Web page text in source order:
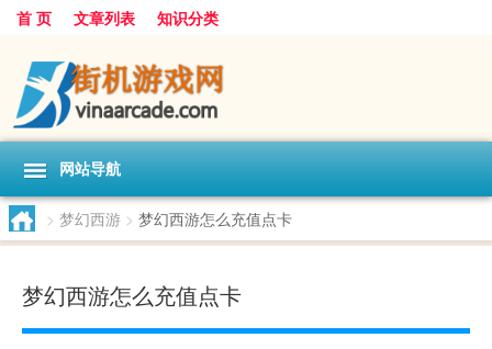
首 页 文章列表 知识分类
网站导航
> 梦幻西游 > 梦幻西游怎么充值点卡
梦幻西游怎么充值点卡